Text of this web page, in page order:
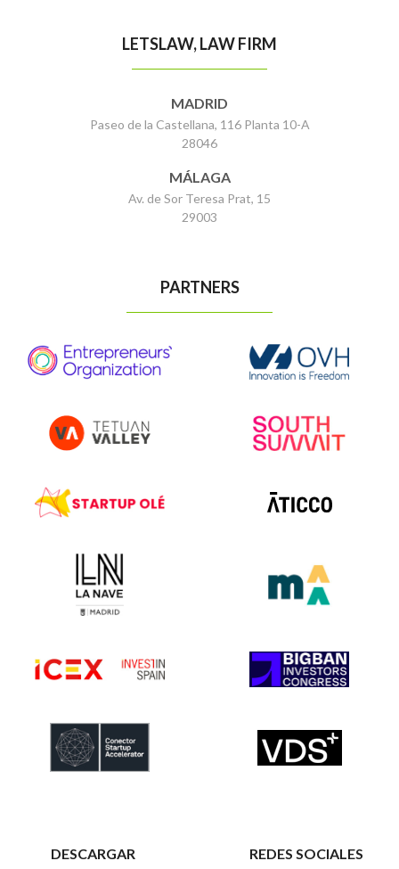
LETSLAW, LAW FIRM
MADRID
Paseo de la Castellana, 116 Planta 10-A
28046
MÁLAGA
Av. de Sor Teresa Prat, 15
29003
PARTNERS
DESCARGAR REDES SOCIALES